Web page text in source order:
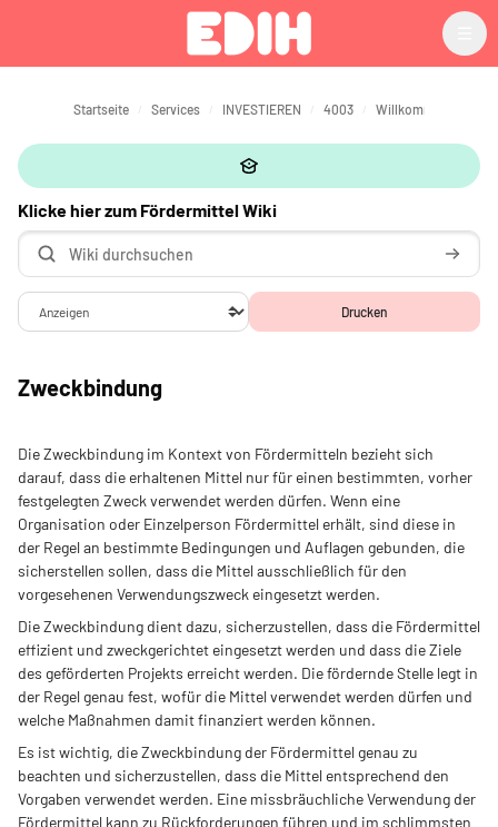
Startseite Services INVESTIEREN 4003 Willkommen
Klicke hier zum Fördermittel Wiki
Wiki durchsuchen
Wiki
Abschlussbedingungen
Drucken
Zweckbindung
Die Zweckbindung im Kontext von Fördermitteln bezieht sich
darauf, dass die erhaltenen Mittel nur für einen bestimmten, vorher
festgelegten Zweck verwendet werden dürfen. Wenn eine
Organisation oder Einzelperson Fördermittel erhält, sind diese in
der Regel an bestimmte Bedingungen und Auflagen gebunden, die
sicherstellen sollen, dass die Mittel ausschließlich für den
vorgesehenen Verwendungszweck eingesetzt werden.
Die Zweckbindung dient dazu, sicherzustellen, dass die Fördermittel
effizient und zweckgerichtet eingesetzt werden und dass die Ziele
des geförderten Projekts erreicht werden. Die fördernde Stelle legt in
der Regel genau fest, wofür die Mittel verwendet werden dürfen und
welche Maßnahmen damit finanziert werden können.
Es ist wichtig, die Zweckbindung der Fördermittel genau zu
beachten und sicherzustellen, dass die Mittel entsprechend den
Vorgaben verwendet werden. Eine missbräuchliche Verwendung der
Fördermittel kann zu Rückforderungen führen und im schlimmsten